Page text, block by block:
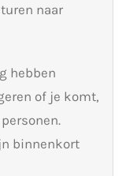
naar
hebben
of je komt,
binnenkort